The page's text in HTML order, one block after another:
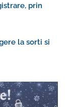
prin
la sorti si